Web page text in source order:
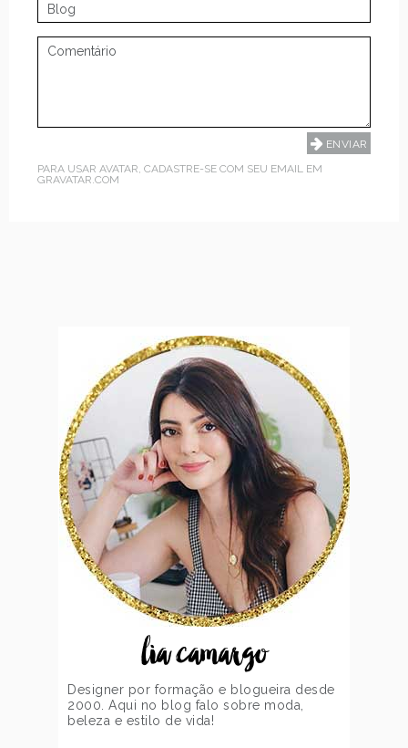
PARA USAR AVATAR, CADASTRE-SE COM SEU EMAIL EM
GRAVATAR.COM
lia camargo
Designer por formação e blogueira desde
2000. Aqui no blog falo sobre moda,
beleza e estilo de vida!